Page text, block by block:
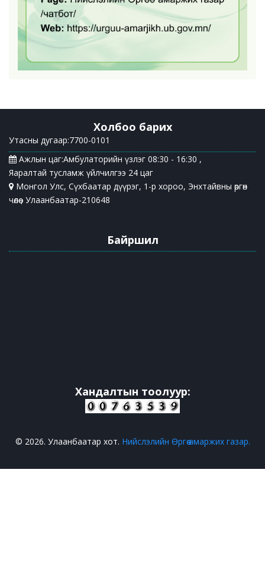
Холбоо барих
Утасны дугаар:7700-0101
Ажлын цаг:Амбулаторийн үзлэг 08:30 - 16:30 ,
Яаралтай тусламж үйлчилгээ 24 цаг
Монгол Улс, Сүхбаатар дүүрэг, 1-р хороо, Энхтайвны өргөн
чөлөө , Улаанбаатар-210648
Байршил
Хандалтын тоолуур:
© 2026. Улаанбаатар хот. Нийслэлийн Өргөө амаржих газар.